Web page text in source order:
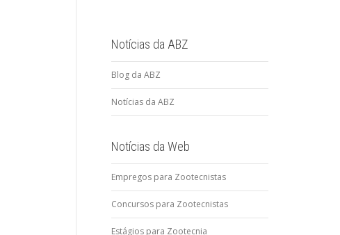
Notícias da ABZ
Blog da ABZ
Notícias da ABZ
Notícias da Web
Empregos para Zootecnistas
Concursos para Zootecnistas
Estágios para Zootecnia